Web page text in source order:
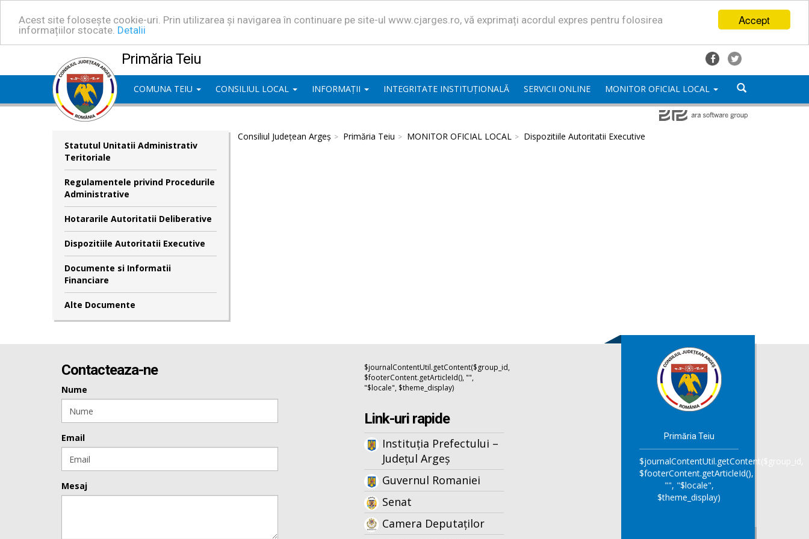
Accept
Acest site folosește cookie-uri. Prin utilizarea și navigarea în continuare pe site-ul www.cjarges.ro, vă exprimați acordul expres pentru folosirea
informațiilor stocate. Detalii
Primăria Teiu
COMUNA TEIU CONSILIUL LOCAL INFORMAȚII INTEGRITATE INSTITUȚIONALĂ SERVICII ONLINE MONITOR OFICIAL LOCAL
Statutul Unitatii Administrativ
Teritoriale
Regulamentele privind Procedurile
Administrative
Hotararile Autoritatii Deliberative
Dispozitiile Autoritatii Executive
Documente si Informatii
Financiare
Alte Documente
Consiliul Județean Argeș Primăria Teiu MONITOR OFICIAL LOCAL Dispozitiile Autoritatii Executive
Contacteaza-ne
Nume
Email
Mesaj
$journalContentUtil.getContent($group_id,
$footerContent.getArticleId(), "",
"$locale", $theme_display)
Link-uri rapide
Instituția Prefectului –
Județul Argeș
Guvernul Romaniei
Senat
Camera Deputaților
Primăria Teiu
$journalContentUtil.getContent($group_id,
$footerContent.getArticleId(),
"", "$locale",
$theme_display)